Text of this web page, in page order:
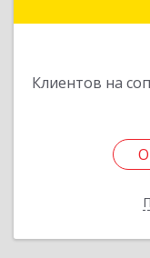
Клиентов на